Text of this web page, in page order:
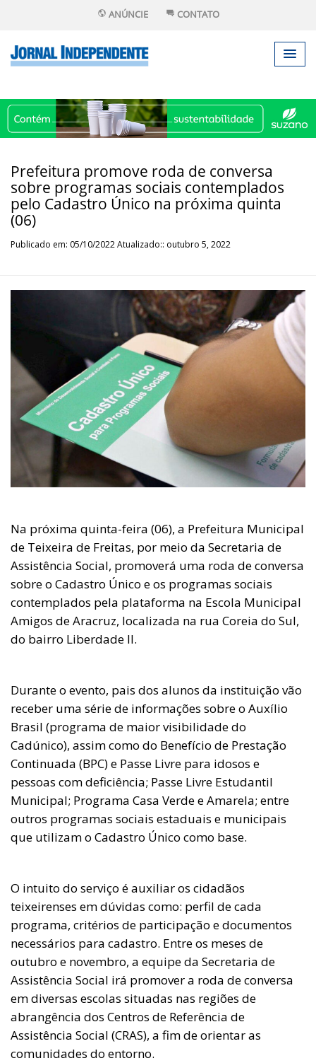
ANÚNCIE CONTATO
Prefeitura promove roda de conversa
sobre programas sociais contemplados
pelo Cadastro Único na próxima quinta
(06)
Publicado em: 05/10/2022 Atualizado:: outubro 5, 2022
Na próxima quinta-feira (06), a Prefeitura Municipal
de Teixeira de Freitas, por meio da Secretaria de
Assistência Social, promoverá uma roda de conversa
sobre o Cadastro Único e os programas sociais
contemplados pela plataforma na Escola Municipal
Amigos de Aracruz, localizada na rua Coreia do Sul,
do bairro Liberdade II.
Durante o evento, pais dos alunos da instituição vão
receber uma série de informações sobre o Auxílio
Brasil (programa de maior visibilidade do
Cadúnico), assim como do Benefício de Prestação
Continuada (BPC) e Passe Livre para idosos e
pessoas com deficiência; Passe Livre Estudantil
Municipal; Programa Casa Verde e Amarela; entre
outros programas sociais estaduais e municipais
que utilizam o Cadastro Único como base.
O intuito do serviço é auxiliar os cidadãos
teixeirenses em dúvidas como: perfil de cada
programa, critérios de participação e documentos
necessários para cadastro. Entre os meses de
outubro e novembro, a equipe da Secretaria de
Assistência Social irá promover a roda de conversa
em diversas escolas situadas nas regiões de
abrangência dos Centros de Referência de
Assistência Social (CRAS), a fim de orientar as
comunidades do entorno.